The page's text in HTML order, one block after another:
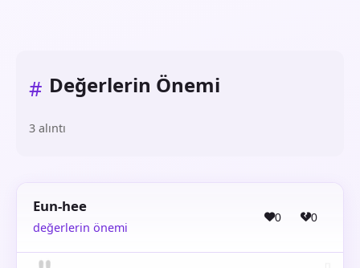
# Değerlerin Önemi
3 alıntı
Eun-hee
değerlerin önemi
0 0